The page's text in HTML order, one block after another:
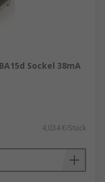
Sockel 38mA
4,034 €/Stück